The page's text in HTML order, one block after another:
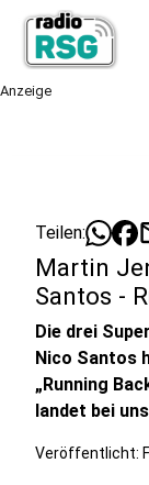
Anzeige
Teilen:
Martin
Santos -
Die drei
Nico Santos
„Running
landet bei
Veröffentlicht: